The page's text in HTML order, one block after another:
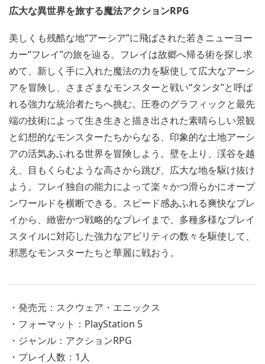
広大な異世界を旅する魔法アクションRPG
美しくも残酷な地“アーシア”に飛ばされた若きニューヨー
カー“フレイ”の旅を辿る。フレイは故郷へ帰る術を探し求
めて、新しく手に入れた魔法の力を駆使して広大なアーシ
アを冒険し、さまざまなモンスターと戦い“タンタ”と呼ば
れる強力な統治者たちへ挑む。圧巻のグラフィックと最先
端の技術によって生き生きと描き出された素晴らしい景観
と幻想的なモンスターたちからなる、印象的な土地アーシ
アの活気あふれる世界を冒険しよう。壁を上り、渓谷を越
え、目もくらむような高さから跳び、広大な地を駆け抜け
よう。フレイ独自の能力によって楽々かつ滑らかにオープ
ンワールドを横断できる。スピード感あふれる爽快なプレ
イから、緻密かつ戦略的なプレイまで、多種多様なプレイ
スタイルに対応した強力なアビリティの数々を駆使して、
邪悪なモンスターたちと華麗に戦おう。
・発売元：スクウェア・エニックス
・フォーマット：PlayStation 5
・ジャンル：アクションRPG
・プレイ人数：1人